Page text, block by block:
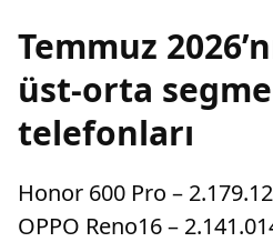
Temmuz
üst-orta
telefonları
Honor 600 Pro –
OPPO Reno16 –